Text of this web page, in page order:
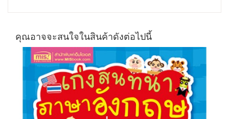
คุณอาจจะสนใจในสินค้าดังต่อไปนี้